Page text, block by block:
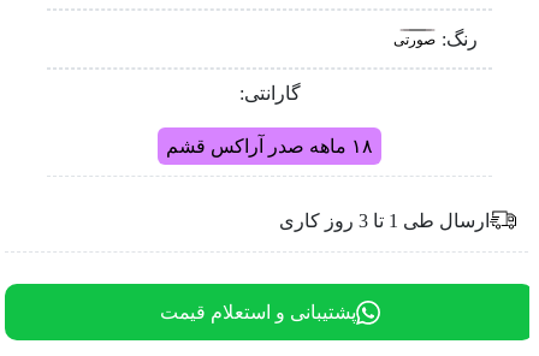
رنگ: صورتی
گارانتی:
۱۸ ماهه صدر آراکس قشم
ارسال طی 1 تا 3 روز کاری
پشتیبانی و استعلام قیمت